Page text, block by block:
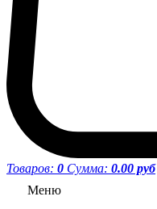
Товаров: 0 Сумма: 0.00 руб
Меню